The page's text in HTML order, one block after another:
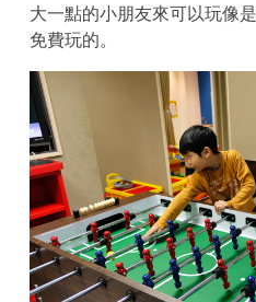
大一點的小朋友來可以玩像
免費玩的。